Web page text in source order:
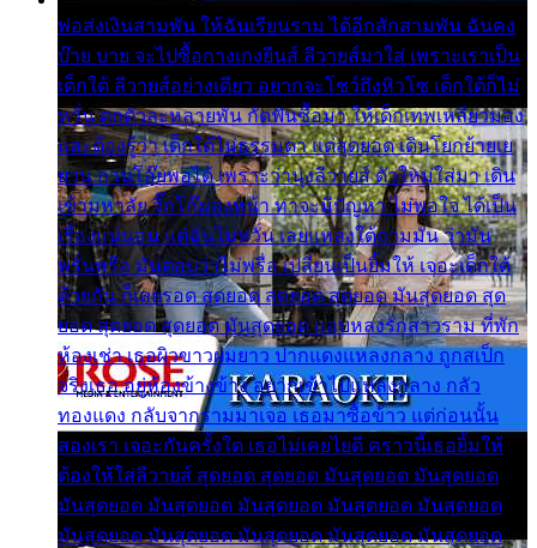
พ่อส่งเงินสามพัน ให้ฉันเรียนราม ได้อีกสักสามพัน ฉันคง
บ๊าย บาย จะไปซื้อกางเกงยีนส์ ลีวายส์มาใส่ เพราะเราเป็น
เด็กใต้ ลีวายส์อย่างเดียว อยากจะโชว์ถึงหิวโซ เด็กใต้ก็ไม่
หวั่น ตกตัวละหลายพัน กัดฟันซื้อมา ให้เด็กเทพเหลียวมอง
และต้องรู้ว่า เด็กใต้ไม่ธรรมดา แต่สุดยอด เดินโยกย้ายเย
ยวน กวนโอ๊ยพอได้ เพราะว่านุ่งลีวายส์ ตัวใหม่ใส่มา เดิน
เข้ามหาลัย จิ๊กโก๊มองหน้า ท่าจะมีปัญหา ไม่พอใจ ได้เป็น
เรื่องแน่นอน แต่ฉันไม่หวั่น เลยแหลงใต้ถามมัน ว่ามัน
พรั่นพรือ มันตอบว่าไม่พรื่อ เปลี่ยนเป็นยิ้มให้ เจอะเด็กใต้
ด้วยกัน ก็เลยรอด สุดยอด สุดยอด สุดยอด มันสุดยอด สุด
ยอด สุดยอด สุดยอด มันสุดยอด แอบหลงรักสาวราม ที่พัก
ห้องเช่า เธอผิวขาวผมยาว ปากแดงแหลงกลาง ถูกสเป็ก
จริงเธอ อยู่ห้องข้างข้าง อยากเข้าไปแหลงกลาง กลัว
ทองแดง กลับจากรามมาเจอ เธอมาซื้อข้าว แต่ก่อนนั้น
สองเรา เจอะกันครั้งใด เธอไม่เคยไยดี คราวนี้เธอยิ้มให้
ต้องให้ใส่ลีวายส์ สุดยอด สุดยอด มันสุดยอด มันสุดยอด
มันสุดยอด มันสุดยอด มันสุดยอด มันสุดยอด มันสุดยอด
มันสุดยอด มันสุดยอด มันสุดยอด มันสุดยอด มันสุดยอด